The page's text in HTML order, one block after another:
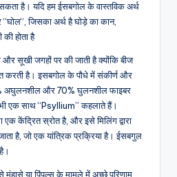
है। यदि हम ईसबगोल के वास्तविक अर्थ
जिसका अर्थ है घोड़े का कान,
होता है
सूखी जगहों पर की जाती है क्योंकि बीज
करती है। इसबगोल के पौधे में संकीर्ण और
अघुलनशील और 70% घुलनशील फाइबर
एक साथ “Psyllium” कहलाते हैं।
केंद्रित स्रोत है, और इसे मिलिंग द्वारा
है, जो एक यांत्रिक प्रक्रिया है। ईसबगुल
या पिंपल्स के मामले में अच्छे परिणाम